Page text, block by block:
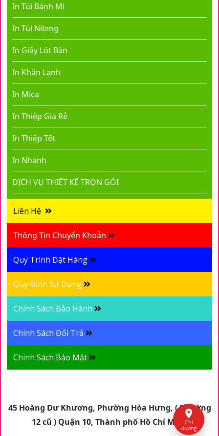
In Túi Bánh Mì
In Túi Nilong
In Giấy Lót Bàn
In Khăn Lạnh
In Mica
In Thiệp Giá Rẻ
In Thiệp Tết
In Nhanh
DỊCH VỤ THIẾT KẾ TRỌN GÓI
Liên Hệ
Thông Tin Chuyển Khoản
Quy Trình Đặt Hàng
Quy Định Sử Dụng
Chính Sách Bảo Hành
Chính Sách Đổi Trả
Chính Sách Bảo Mật
45 Hoàng Dư Khương, Phường Hòa Hưng, ( Phường
12 cũ ) Quận 10, Thành phố Hồ Chí MinhChỉ
đường